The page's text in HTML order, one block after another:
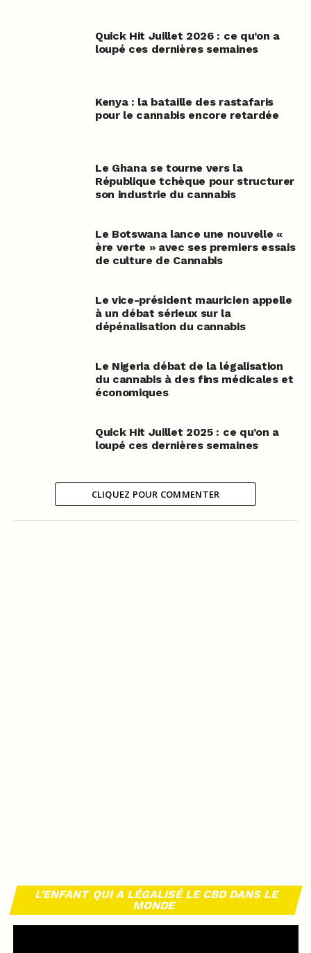
Quick Hit Juillet 2026 : ce qu’on a
loupé ces dernières semaines
Kenya : la bataille des rastafaris
pour le cannabis encore retardée
Le Ghana se tourne vers la
République tchèque pour structurer
son industrie du cannabis
Le Botswana lance une nouvelle «
ère verte » avec ses premiers essais
de culture de Cannabis
Le vice-président mauricien appelle
à un débat sérieux sur la
dépénalisation du cannabis
Le Nigeria débat de la légalisation
du cannabis à des fins médicales et
économiques
Quick Hit Juillet 2025 : ce qu’on a
loupé ces dernières semaines
CLIQUEZ POUR COMMENTER
L’ENFANT QUI A LÉGALISÉ LE CBD DANS LE
MONDE